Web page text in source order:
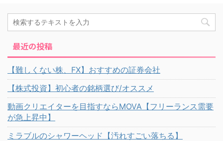
最近の投稿
【難しくない株、FX】おすすめの証券会社
【株式投資】初心者の銘柄選び/オススメ
動画クリエイターを目指すならMOVA【フリーランス需要
が急上昇中】
ミラブルのシャワーヘッド【汚れすごい落ちる】